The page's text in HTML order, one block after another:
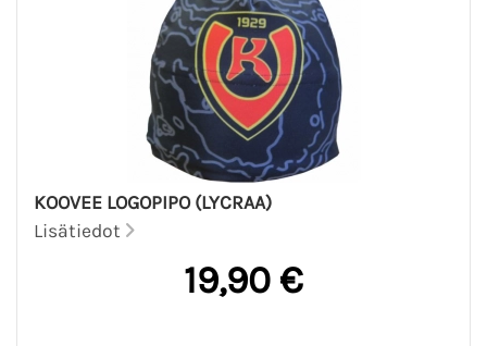
KOOVEE LOGOPIPO (LYCRAA)
Lisätiedot
19,90 €